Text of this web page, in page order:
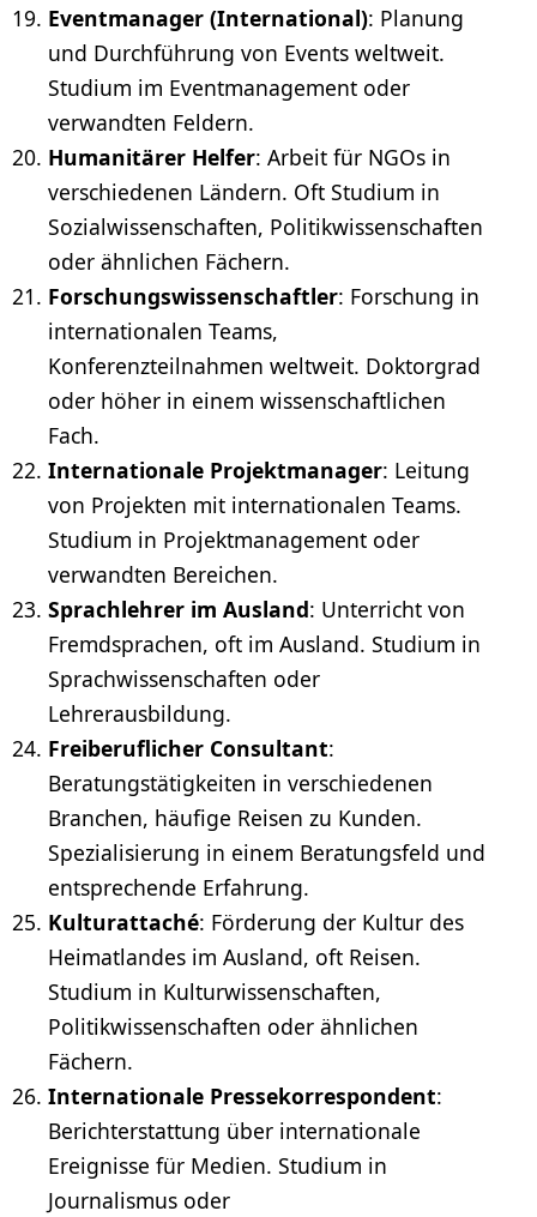
Eventmanager (International): Planung
und Durchführung von Events weltweit.
Studium im Eventmanagement oder
verwandten Feldern.
Humanitärer Helfer: Arbeit für NGOs in
verschiedenen Ländern. Oft Studium in
Sozialwissenschaften, Politikwissenschaften
oder ähnlichen Fächern.
Forschungswissenschaftler: Forschung in
internationalen Teams,
Konferenzteilnahmen weltweit. Doktorgrad
oder höher in einem wissenschaftlichen
Fach.
Internationale Projektmanager: Leitung
von Projekten mit internationalen Teams.
Studium in Projektmanagement oder
verwandten Bereichen.
Sprachlehrer im Ausland: Unterricht von
Fremdsprachen, oft im Ausland. Studium in
Sprachwissenschaften oder
Lehrerausbildung.
Freiberuflicher Consultant:
Beratungstätigkeiten in verschiedenen
Branchen, häufige Reisen zu Kunden.
Spezialisierung in einem Beratungsfeld und
entsprechende Erfahrung.
Kulturattaché: Förderung der Kultur des
Heimatlandes im Ausland, oft Reisen.
Studium in Kulturwissenschaften,
Politikwissenschaften oder ähnlichen
Fächern.
Internationale Pressekorrespondent:
Berichterstattung über internationale
Ereignisse für Medien. Studium in
Journalismus oder